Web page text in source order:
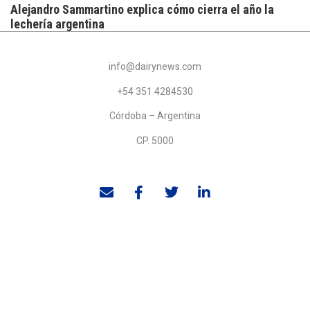
Alejandro Sammartino explica cómo cierra el año la
lechería argentina
info@dairynews.com
+54 351 4284530
Córdoba – Argentina
CP. 5000